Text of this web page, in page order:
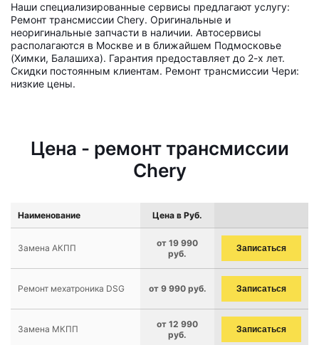
Наши специализированные сервисы предлагают услугу:
Ремонт трансмиссии Chery. Оригинальные и
неоригинальные запчасти в наличии. Автосервисы
располагаются в Москве и в ближайшем Подмосковье
(Химки, Балашиха). Гарантия предоставляет до 2-х лет.
Скидки постоянным клиентам. Ремонт трансмиссии Чери:
низкие цены.
Цена - ремонт трансмиссии
Chery
Наименование Цена в Руб.
Замена АКПП
от 19 990
руб.
Записаться
Ремонт мехатроника DSG от 9 990 руб. Записаться
Замена МКПП
от 12 990
руб.
Записаться